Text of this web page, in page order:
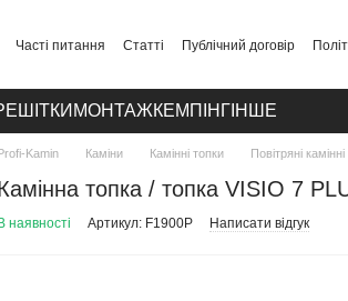
Часті питання Статті Публічний договір
МОНТАЖКЕМПІНГ ІНШЕ
Kamin Каміни Камінні топки Повітряні
топка / топка VISIO 7
В наявності Артикул: F1900P Написати відгук